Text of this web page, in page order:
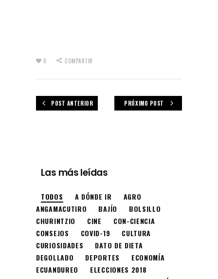
0 COMPARTIR
POST ANTERIOR PRÓXIMO POST
Las más leídas
TODOS A DÓNDE IR
AGRO
ANGAMACUTIRO
BAJÍO
BOLSILLO
CHURINTZIO
CINE
CON-CIENCIA
CONSEJOS
COVID-19
CULTURA
CURIOSIDADES
DATO DE DIETA
DEGOLLADO
DEPORTES
ECONOMÍA
ECUANDUREO
ELECCIONES 2018